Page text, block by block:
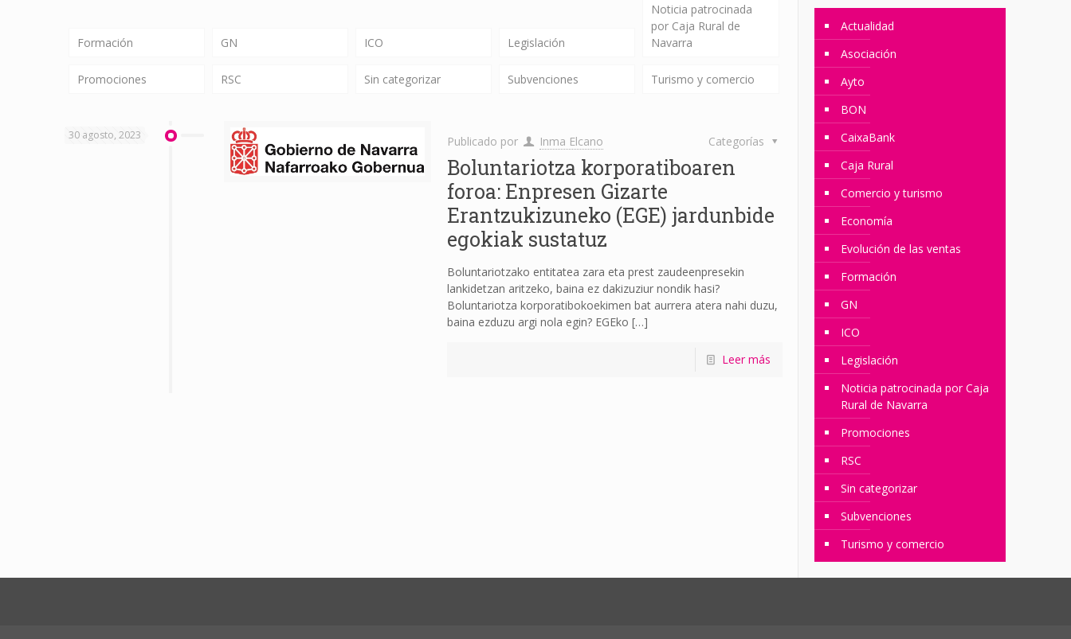
Formación GN ICO Legislación
Noticia patrocinada
por Caja Rural de
Navarra
Promociones RSC Sin categorizar Subvenciones Turismo y comercio
30 agosto, 2023 Publicado por Inma Elcano Categorías
Boluntariotza korporatiboaren
foroa: Enpresen Gizarte
Erantzukizuneko (EGE) jardunbide
egokiak sustatuz
Boluntariotzako entitatea zara eta prest zaudeenpresekin
lankidetzan aritzeko, baina ez dakizuziur nondik hasi?
Boluntariotza korporatibokoekimen bat aurrera atera nahi duzu,
baina ezduzu argi nola egin? EGEko […]
Leer más
Actualidad
Asociación
Ayto
BON
CaixaBank
Caja Rural
Comercio y turismo
Economía
Evolución de las ventas
Formación
GN
ICO
Legislación
Noticia patrocinada por Caja
Rural de Navarra
Promociones
RSC
Sin categorizar
Subvenciones
Turismo y comercio